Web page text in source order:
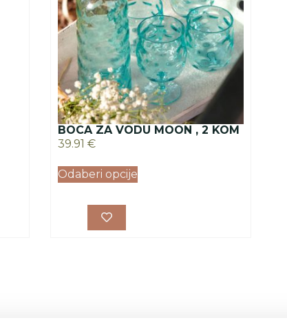
BOCA ZA VODU MOON , 2 KOM
39.91 €
Odaberi opcije